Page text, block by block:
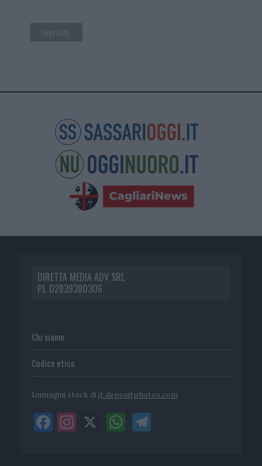
DIRETTA MEDIA ADV SRL
P.I. 02839380306
Chi siamo
Codice etico
Immagini stock di it.depositphotos.com